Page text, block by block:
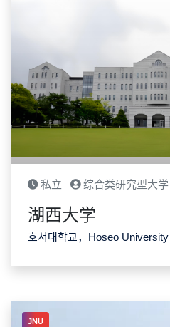
私立 综合类研究型大学
湖西大学
호서대학교，Hoseo University
JNU